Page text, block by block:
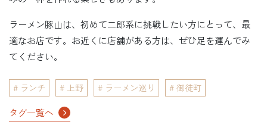
ラーメン豚山は、初めて二郎系に挑戦したい方にとって、最
適なお店です。お近くに店舗がある方は、ぜひ足を運んでみ
てください。
ランチ 上野 ラーメン巡り 御徒町
タグ一覧へ